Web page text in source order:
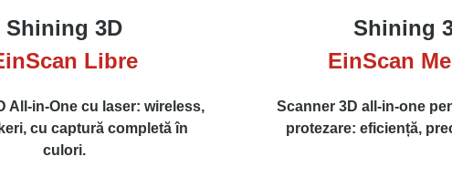
Shining 3D
Libre
All-in-One cu laser: wireless,
cu captură completă în
culori.
Shining
EinScan
Scanner 3D all-in-one
protezare: eficiență,